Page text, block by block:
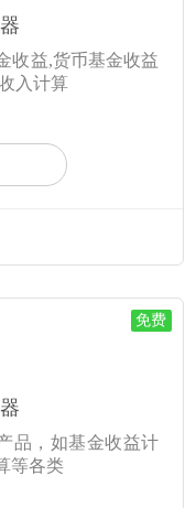
收益,货币基金收益
入计算
免费
品，如基金收益计
等各类